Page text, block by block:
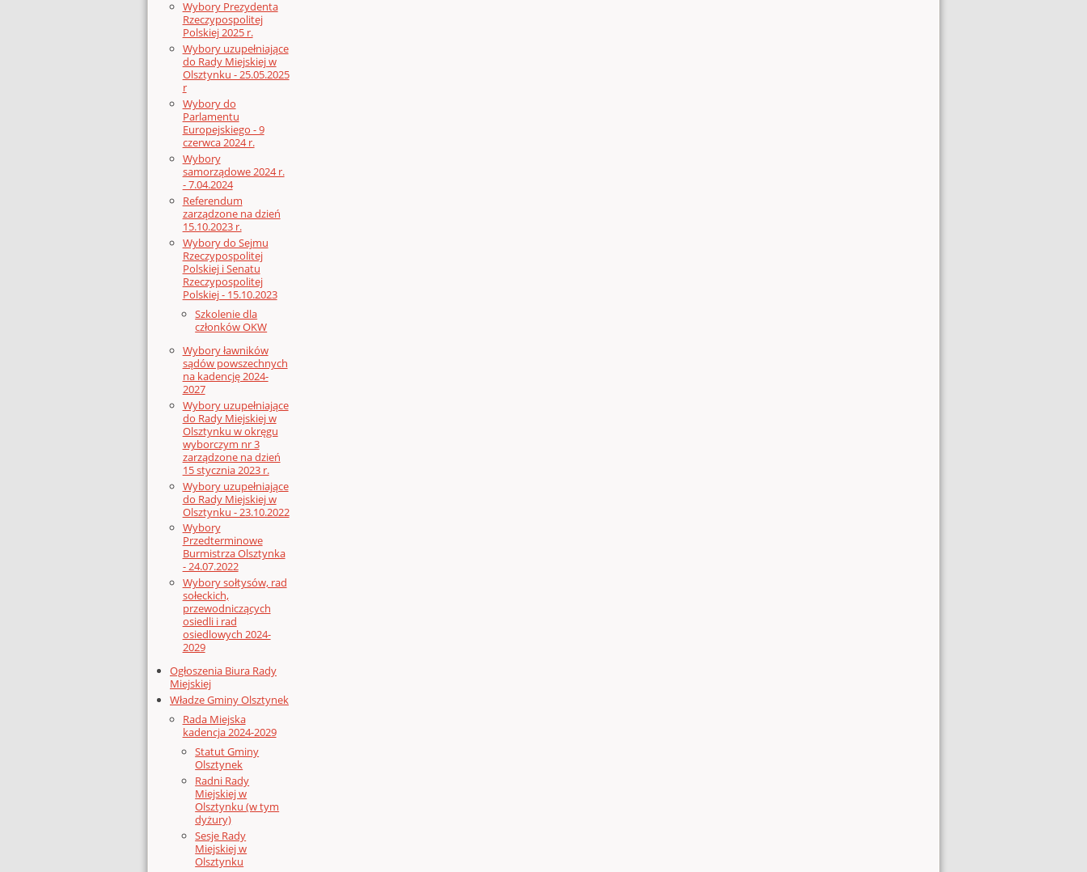
Wybory Prezydenta
Rzeczypospolitej
Polskiej 2025 r.
Wybory uzupełniające
do Rady Miejskiej w
Olsztynku - 25.05.2025
r
Wybory do
Parlamentu
Europejskiego - 9
czerwca 2024 r.
Wybory
samorządowe 2024 r.
- 7.04.2024
Referendum
zarządzone na dzień
15.10.2023 r.
Wybory do Sejmu
Rzeczypospolitej
Polskiej i Senatu
Rzeczypospolitej
Polskiej - 15.10.2023
Szkolenie dla
członków OKW
Wybory ławników
sądów powszechnych
na kadencję 2024-
2027
Wybory uzupełniające
do Rady Miejskiej w
Olsztynku w okręgu
wyborczym nr 3
zarządzone na dzień
15 stycznia 2023 r.
Wybory uzupełniające
do Rady Miejskiej w
Olsztynku - 23.10.2022
Wybory
Przedterminowe
Burmistrza Olsztynka
- 24.07.2022
Wybory sołtysów, rad
sołeckich,
przewodniczących
osiedli i rad
osiedlowych 2024-
2029
Ogłoszenia Biura Rady
Miejskiej
Władze Gminy Olsztynek
Rada Miejska
kadencja 2024-2029
Statut Gminy
Olsztynek
Radni Rady
Miejskiej w
Olsztynku (w tym
dyżury)
Sesje Rady
Miejskiej w
Olsztynku